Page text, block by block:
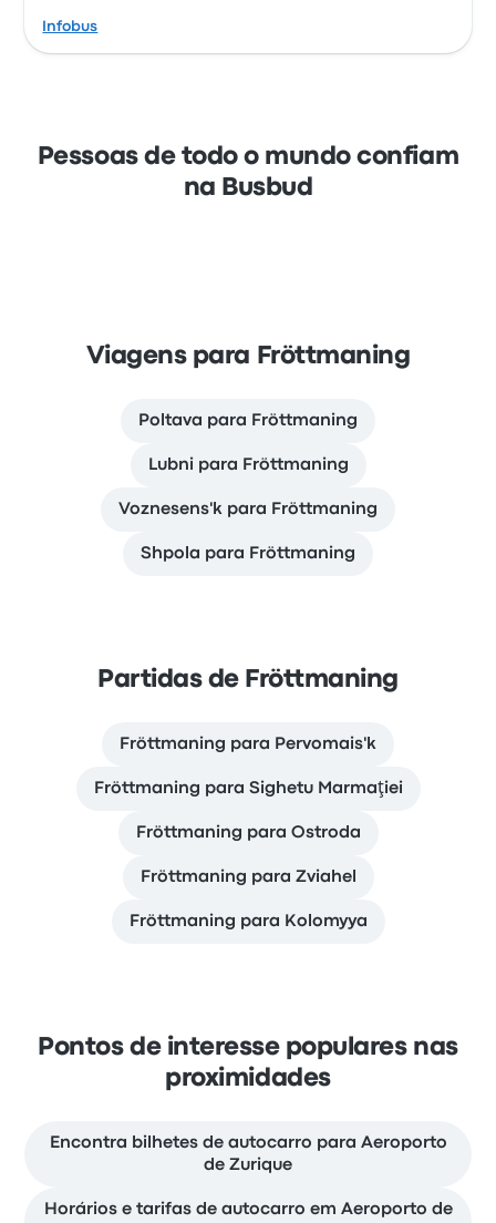
Infobus
Pessoas de todo o mundo confiam
na Busbud
Viagens para Fröttmaning
Poltava para Fröttmaning
Lubni para Fröttmaning
Voznesens'k para Fröttmaning
Shpola para Fröttmaning
Partidas de Fröttmaning
Fröttmaning para Pervomais'k
Fröttmaning para Sighetu Marmaţiei
Fröttmaning para Ostroda
Fröttmaning para Zviahel
Fröttmaning para Kolomyya
Pontos de interesse populares nas
proximidades
Encontra bilhetes de autocarro para Aeroporto
de Zurique
Horários e tarifas de autocarro em Aeroporto de